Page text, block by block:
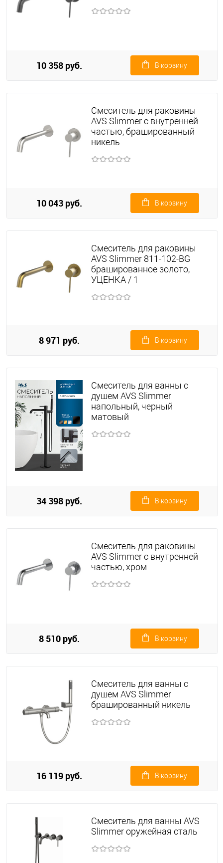
10 358 руб. В корзину
Смеситель для раковины
AVS Slimmer с внутренней
частью, брашированный
никель
10 043 руб. В корзину
Смеситель для раковины
AVS Slimmer 811-102-BG
брашированное золото,
УЦЕНКА / 1
8 971 руб. В корзину
Смеситель для ванны с
душем AVS Slimmer
напольный, черный
матовый
34 398 руб. В корзину
Смеситель для раковины
AVS Slimmer с внутренней
частью, хром
8 510 руб. В корзину
Смеситель для ванны с
душем AVS Slimmer
брашированный никель
16 119 руб. В корзину
Смеситель для ванны AVS
Slimmer оружейная сталь